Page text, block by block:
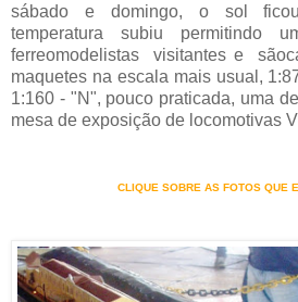
sábado e domingo, o sol
temperatura subiu permitindo
ferreomodelistas visitantes e
maquetes na escala mais usual,
1:160 - "N", pouco praticada, uma
mesa de exposição de locomotivas
CLIQUE SOBRE AS FOTOS QUE